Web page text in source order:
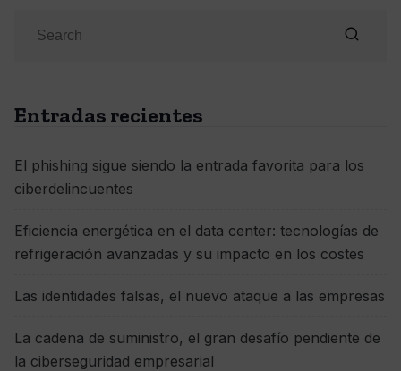
Entradas recientes
El phishing sigue siendo la entrada favorita para los
ciberdelincuentes
Eficiencia energética en el data center: tecnologías de
refrigeración avanzadas y su impacto en los costes
Las identidades falsas, el nuevo ataque a las empresas
La cadena de suministro, el gran desafío pendiente de
la ciberseguridad empresarial